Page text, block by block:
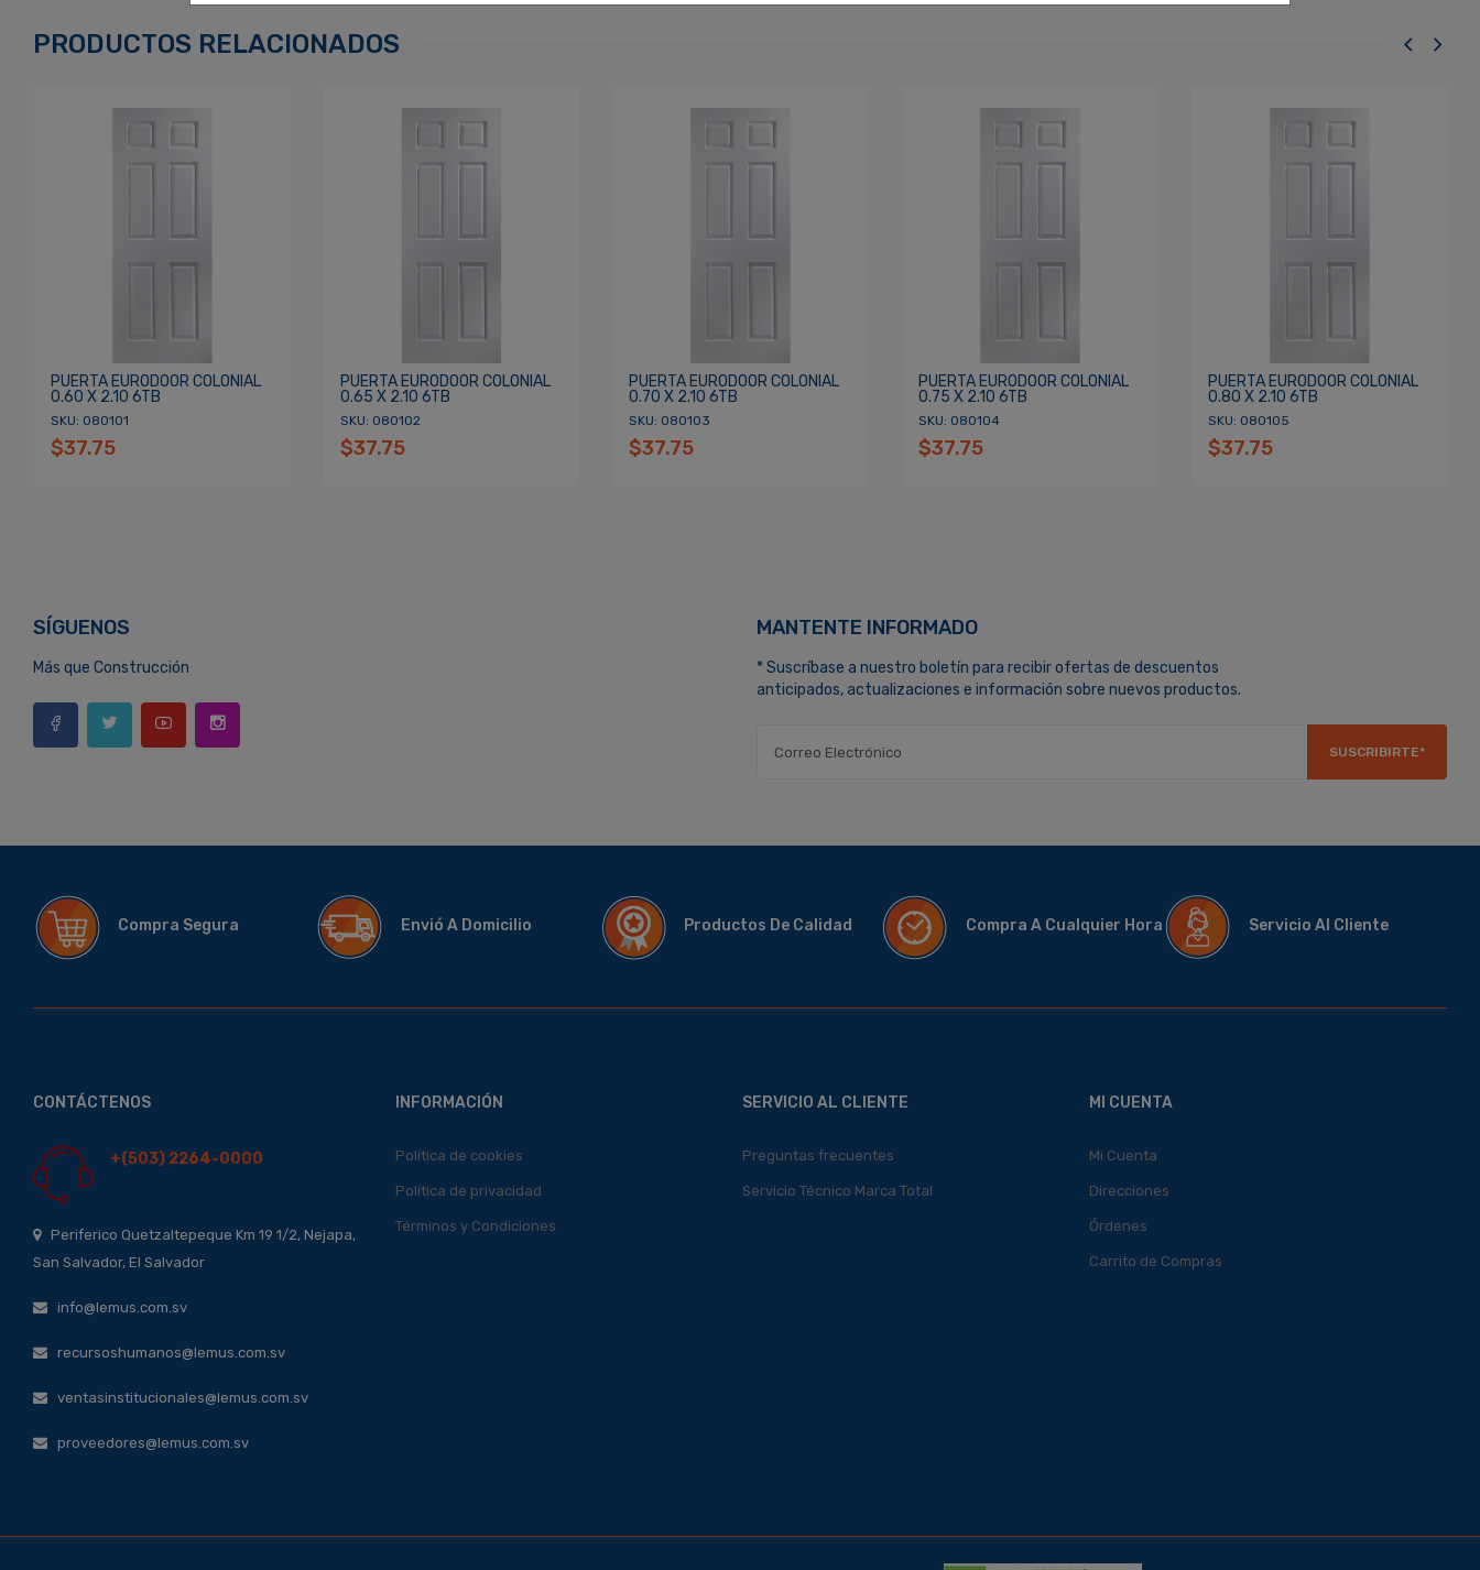
Contraseña*
PRODUCTOS RELACIONADOS
PUERTA EURODOOR COLONIAL
0.60 X 2.10 6TB
SKU: 080101
$37.75
PUERTA EURODOOR COLONIAL
0.65 X 2.10 6TB
SKU: 080102
$37.75
PUERTA EURODOOR COLONIAL
0.70 X 2.10 6TB
SKU: 080103
$37.75
PUERTA EURODOOR COLONIAL
0.75 X 2.10 6TB
SKU: 080104
$37.75
PUERTA EURODOOR COLONIAL
0.80 X 2.10 6TB
SKU: 080105
$37.75
SÍGUENOS
Más que Construcción
MANTENTE INFORMADO
* Suscríbase a nuestro boletín para recibir ofertas de descuentos
anticipados, actualizaciones e información sobre nuevos productos.
SUSCRIBIRTE*
Compra Segura Envió A Domicilio Productos De Calidad Compra A Cualquier Hora Servicio Al Cliente
CONTÁCTENOS
+(503) 2264-0000
Periferico Quetzaltepeque Km 19 1/2, Nejapa,
San Salvador, El Salvador
info@lemus.com.sv
recursoshumanos@lemus.com.sv
ventasinstitucionales@lemus.com.sv
proveedores@lemus.com.sv
INFORMACIÓN
Política de cookies
Política de privacidad
Términos y Condiciones
SERVICIO AL CLIENTE
Preguntas frecuentes
Servicio Técnico Marca Total
MI CUENTA
Mi Cuenta
Direcciones
Órdenes
Carrito de Compras